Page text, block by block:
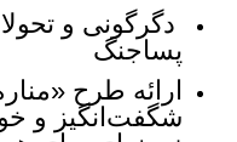
دگرگونی و
پساجنگ
ارائه طرح
شگفت‌انگیز و